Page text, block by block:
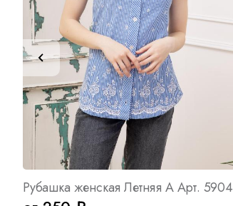
Рубашка женская Летняя А Арт. 5904